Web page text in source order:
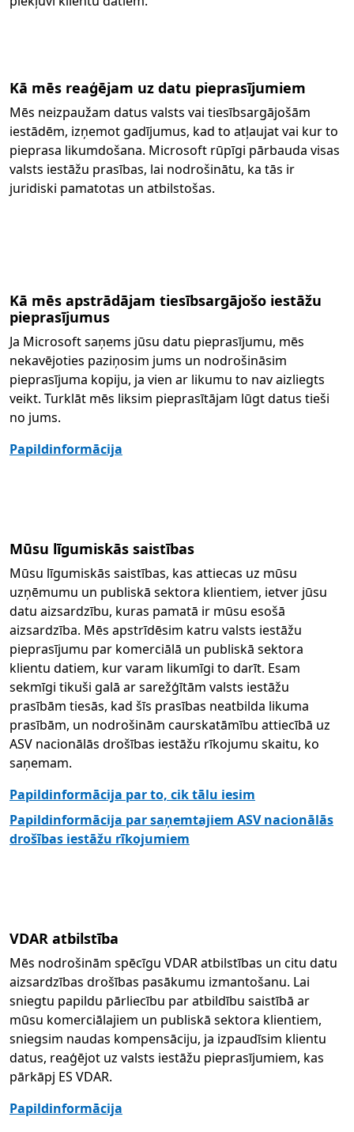
Kā mēs reaģējam uz datu pieprasījumiem
Mēs neizpaužam datus valsts vai tiesībsargājošām
iestādēm, izņemot gadījumus, kad to atļaujat vai kur to
pieprasa likumdošana. Microsoft rūpīgi pārbauda visas
valsts iestāžu prasības, lai nodrošinātu, ka tās ir
juridiski pamatotas un atbilstošas.
Kā mēs apstrādājam tiesībsargājošo iestāžu
pieprasījumus
Ja Microsoft saņems jūsu datu pieprasījumu, mēs
nekavējoties paziņosim jums un nodrošināsim
pieprasījuma kopiju, ja vien ar likumu to nav aizliegts
veikt. Turklāt mēs liksim pieprasītājam lūgt datus tieši
no jums.
Papildinformācija
Mūsu līgumiskās saistības
Mūsu līgumiskās saistības, kas attiecas uz mūsu
uzņēmumu un publiskā sektora klientiem, ietver jūsu
datu aizsardzību, kuras pamatā ir mūsu esošā
aizsardzība. Mēs apstrīdēsim katru valsts iestāžu
pieprasījumu par komerciālā un publiskā sektora
klientu datiem, kur varam likumīgi to darīt. Esam
sekmīgi tikuši galā ar sarežģītām valsts iestāžu
prasībām tiesās, kad šīs prasības neatbilda likuma
prasībām, un nodrošinām caurskatāmību attiecībā uz
ASV nacionālās drošības iestāžu rīkojumu skaitu, ko
saņemam.
Papildinformācija par to, cik tālu iesim
Papildinformācija par saņemtajiem ASV nacionālās
drošības iestāžu rīkojumiem
VDAR atbilstība
Mēs nodrošinām spēcīgu VDAR atbilstības un citu datu
aizsardzības drošības pasākumu izmantošanu. Lai
sniegtu papildu pārliecību par atbildību saistībā ar
mūsu komerciālajiem un publiskā sektora klientiem,
sniegsim naudas kompensāciju, ja izpaudīsim klientu
datus, reaģējot uz valsts iestāžu pieprasījumiem, kas
pārkāpj ES VDAR.
Papildinformācija